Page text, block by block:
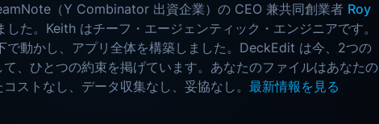
（Y Combinator 出資企業）の CEO 兼共同創業者 Roy
た。Keith はチーフ・エージェンティック・エンジニアです。
で動かし、アプリ全体を構築しました。DeckEdit は今、2つの
、ひとつの約束を掲げています。あなたのファイルはあなたの
ストなし、データ収集なし、妥協なし。 最新情報を見る